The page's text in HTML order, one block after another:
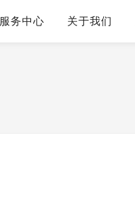
服务中心 关于我们